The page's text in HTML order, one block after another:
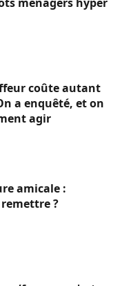
coûte autant
a enquêté, et on
agir
amicale :
?